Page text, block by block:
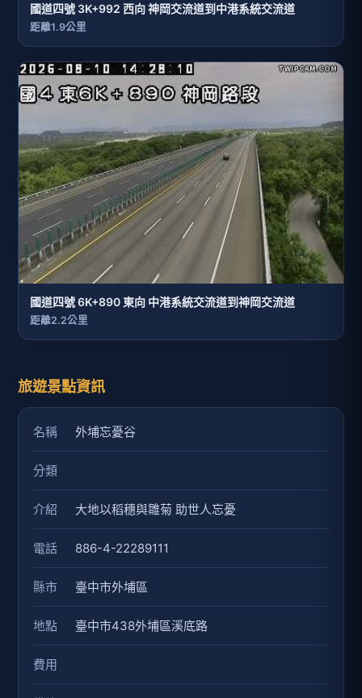
國道四號 3K+992 西向 神岡交流道到中港系統交流道
距離1.9公里
國道四號 6K+890 東向 中港系統交流道到神岡交流道
距離2.2公里
旅遊景點資訊
名稱 外埔忘憂谷
分類
介紹 大地以稻穗與雛菊 助世人忘憂
電話 886-4-22289111
縣市 臺中市外埔區
地點 臺中市438外埔區溪底路
費用